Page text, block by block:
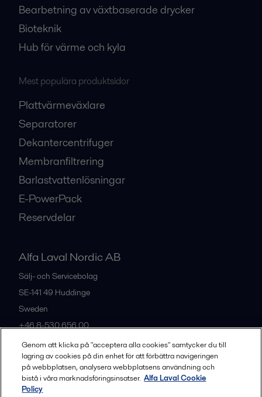
Bearbetning av växtbaserade drycker
Bioteknik
Hub för värme och kyla
Mest populära produktsidor
Plattvärmeväxlare
Separatorer
Dekantercentrifuger
Membranfiltrering
Barlastvattenlösningar
E-PowerPack
Reservdelar
Alfa Laval Nordic AB
Sälj- och Servicebolag
SE-141 49 Huddinge
Sweden
+46 8-530 656 00
Alla kontor och partners
Genom att klicka på "acceptera alla cookies" samtycker du till
lagring av cookies på din enhet för att förbättra navigeringen
på webbplatsen, analysera webbplatsens användning och
bistå i våra marknadsföringsinsatser. Alfa Laval Cookie
Policy